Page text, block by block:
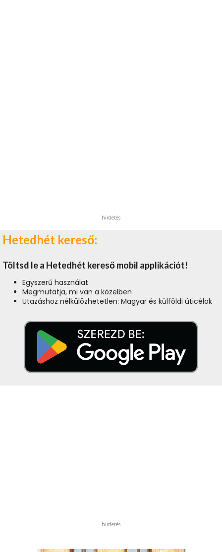
hirdetés
Hetedhét kereső:
Töltsd le a Hetedhét kereső mobil applikációt!
Egyszerű használat
Megmutatja, mi van a közelben
Utazáshoz nélkülözhetetlen: Magyar és külföldi úticélok
hirdetés